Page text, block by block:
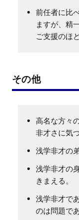
前任者に比
ますが、精
ご支援のほ
その他
高名な方々
非才さに気
浅学非才の
浅学非才の
きまえる。
浅学非才で
のは問題であ